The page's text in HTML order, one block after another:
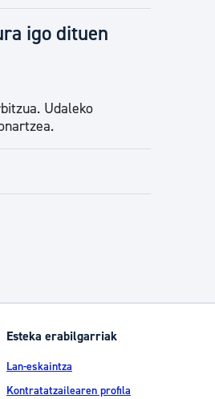
igo dituen
Udaleko
Esteka erabilgarriak
Lan-eskaintza
Kontratatzailearen profila